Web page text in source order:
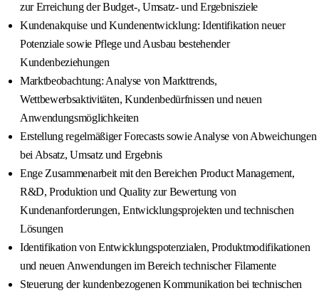
zur Erreichung der Budget-, Umsatz‑ und Ergebnisziele
Kundenakquise und Kundenentwicklung: Identifikation neuer
Potenziale sowie Pflege und Ausbau bestehender
Kundenbeziehungen
Marktbeobachtung: Analyse von Markttrends,
Wettbewerbsaktivitäten, Kundenbedürfnissen und neuen
Anwendungsmöglichkeiten
Erstellung regelmäßiger Forecasts sowie Analyse von Abweichungen
bei Absatz, Umsatz und Ergebnis
Enge Zusammenarbeit mit den Bereichen Product Management,
R&D, Produktion und Quality zur Bewertung von
Kundenanforderungen, Entwicklungsprojekten und technischen
Lösungen
Identifikation von Entwicklungspotenzialen, Produktmodifikationen
und neuen Anwendungen im Bereich technischer Filamente
Steuerung der kundenbezogenen Kommunikation bei technischen